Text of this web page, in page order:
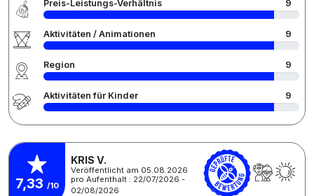
Preis-Leistungs-Verhältnis 9
Aktivitäten / Animationen 9
Region 9
Aktivitäten für Kinder 9
7,33 /10
KRIS V.
Veröffentlicht am 05.08.2026
pro Aufenthalt : 22/07/2026 -
02/08/2026